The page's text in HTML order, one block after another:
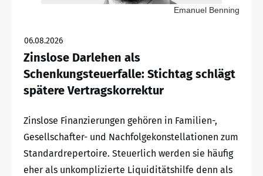
Emanuel Benning
06.08.2026
Zinslose Darlehen als
Schenkungsteuerfalle: Stichtag schlägt
spätere Vertragskorrektur
Zinslose Finanzierungen gehören in Familien-,
Gesellschafter- und Nachfolgekonstellationen zum
Standardrepertoire. Steuerlich werden sie häufig
eher als unkomplizierte Liquiditätshilfe denn als